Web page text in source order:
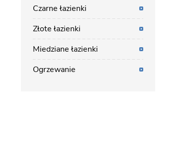
Czarne łazienki
Złote łazienki
Miedziane łazienki
Ogrzewanie